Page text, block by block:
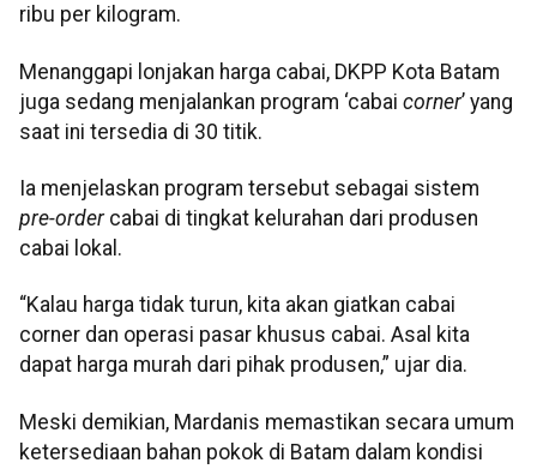
ribu per kilogram.
Menanggapi lonjakan harga cabai, DKPP Kota Batam
juga sedang menjalankan program ‘cabai corner’ yang
saat ini tersedia di 30 titik.
Ia menjelaskan program tersebut sebagai sistem
pre-ordercabai di tingkat kelurahan dari produsen
cabai lokal.
“Kalau harga tidak turun, kita akan giatkan cabai
corner dan operasi pasar khusus cabai. Asal kita
dapat harga murah dari pihak produsen,” ujar dia.
Meski demikian, Mardanis memastikan secara umum
ketersediaan bahan pokok di Batam dalam kondisi